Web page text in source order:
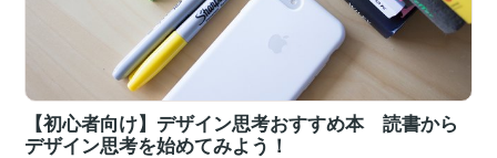
【初心者向け】デザイン思考おすすめ本 読書から
デザイン思考を始めてみよう！